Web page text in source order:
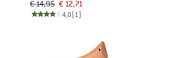
€ 14,95 € 12,71
4,0(1)